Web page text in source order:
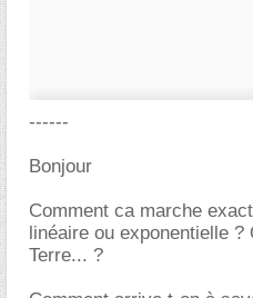
------
Bonjour
Comment ca marche
linéaire ou exponentielle
Terre... ?